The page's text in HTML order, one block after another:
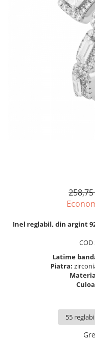
BRATARI PENTRU PICIOR
BRATARA TIP ROZARIU
LANTURI TIP ROZARIU
Inel reglabil, din argint
COD
Latime
Piatra: